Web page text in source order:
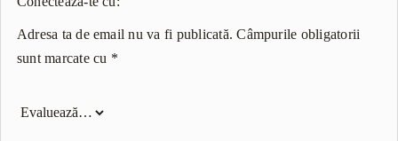
Adresa ta de email nu va fi publicată. Câmpurile obligatorii
sunt marcate cu *